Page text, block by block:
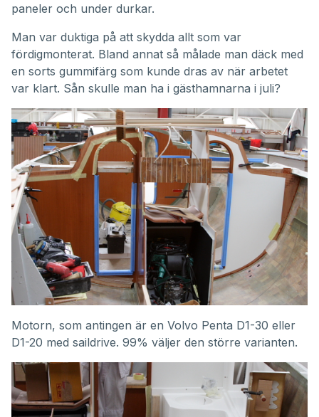
paneler och under durkar.
Man var duktiga på att skydda allt som var
fördigmonterat. Bland annat så målade man däck med
en sorts gummifärg som kunde dras av när arbetet
var klart. Sån skulle man ha i gästhamnarna i juli?
Motorn, som antingen är en Volvo Penta D1-30 eller
D1-20 med saildrive. 99% väljer den större varianten.